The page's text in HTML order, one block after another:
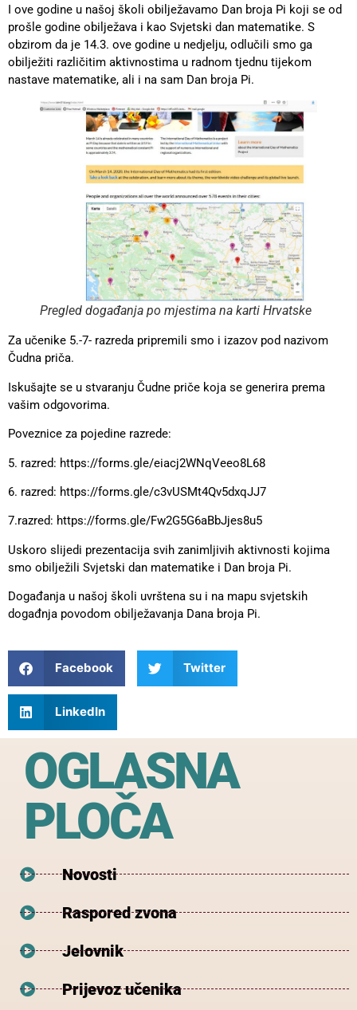
I ove godine u našoj školi obilježavamo Dan broja Pi koji se od
prošle godine obilježava i kao Svjetski dan matematike. S
obzirom da je 14.3. ove godine u nedjelju, odlučili smo ga
obilježiti različitim aktivnostima u radnom tjednu tijekom
nastave matematike, ali i na sam Dan broja Pi.
Pregled događanja po mjestima na karti Hrvatske
Za učenike 5.-7- razreda pripremili smo i izazov pod nazivom
Čudna priča.
Iskušajte se u stvaranju Čudne priče koja se generira prema
vašim odgovorima.
Poveznice za pojedine razrede:
5. razred: https://forms.gle/eiacj2WNqVeeo8L68
6. razred: https://forms.gle/c3vUSMt4Qv5dxqJJ7
7.razred: https://forms.gle/Fw2G5G6aBbJjes8u5
Uskoro slijedi prezentacija svih zanimljivih aktivnosti kojima
smo obilježili Svjetski dan matematike i Dan broja Pi.
Događanja u našoj školi uvrštena su i na mapu svjetskih
događnja povodom obilježavanja Dana broja Pi.
Facebook Twitter
LinkedIn
OGLASNA
PLOČA
Novosti
Raspored zvona
Jelovnik
Prijevoz učenika